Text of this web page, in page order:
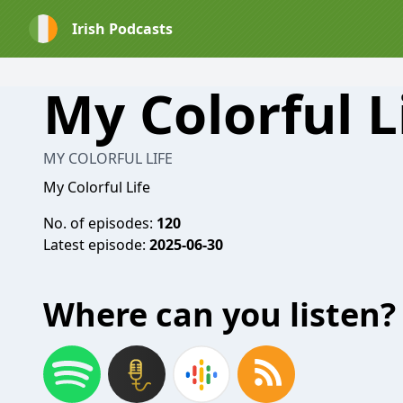
Irish Podcasts
My Colorful
MY COLORFUL LIFE
My Colorful Life
No. of episodes: 120
Latest episode: 2025-06-30
Where can you listen?